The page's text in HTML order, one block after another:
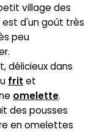
village des
d'un goût très
peu
délicieux dans
frit et
omelette.
des pousses
en omelettes